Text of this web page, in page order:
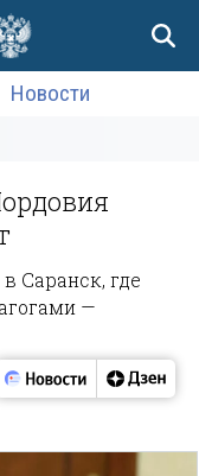
Новости
Саранск, где
—